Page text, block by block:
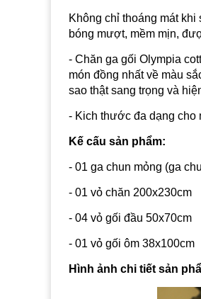
Không chỉ thoáng mát
bóng mượt, mềm mịn,
- Chăn ga gối Olympia
món đồng nhất về màu
sao thật sang trọng và
- Kich thước đa dạng
Kế cấu sản phẩm:
- 01 ga chun mỏng (ga
- 01 vỏ chăn 200x230cm
- 04 vỏ gối đầu 50x70cm
- 01 vỏ gối ôm 38x100cm
Hình ảnh chi tiết sản